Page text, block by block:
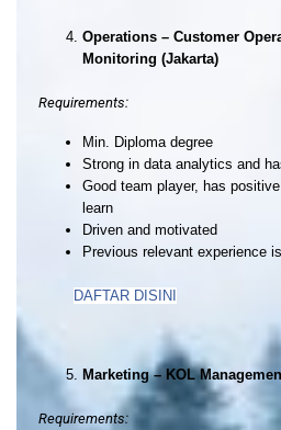
Operations – Customer
Monitoring (Jakarta)
Requirements:
Min. Diploma degree
Strong in data analytics and
Good team player, has
learn
Driven and motivated
Previous relevant experience
DAFTAR DISINI
Marketing – KOL
Requirements: